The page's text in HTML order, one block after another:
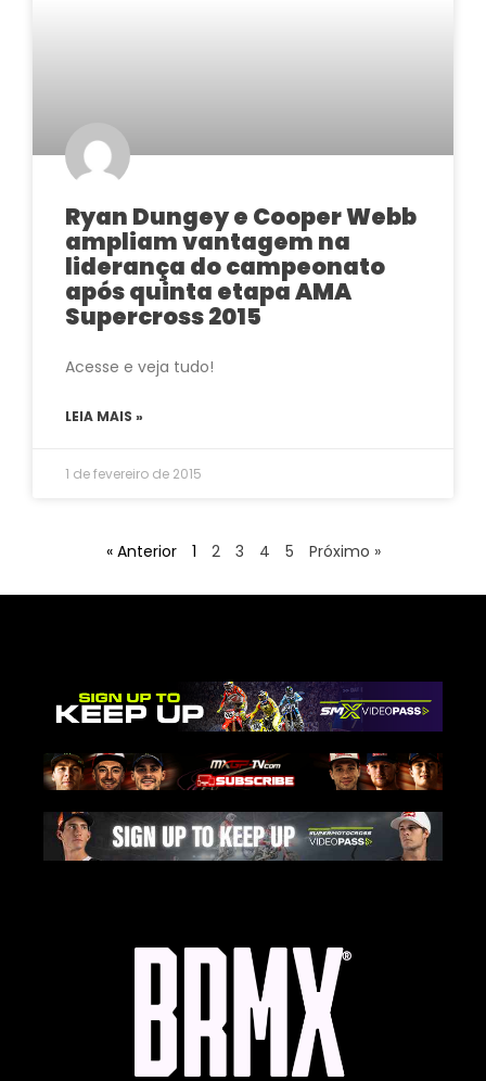
Ryan Dungey e Cooper Webb
ampliam vantagem na
liderança do campeonato
após quinta etapa AMA
Supercross 2015
Acesse e veja tudo!
LEIA MAIS »
1 de fevereiro de 2015
« Anterior 1 2 3 4 5 Próximo »